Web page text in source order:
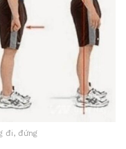
đi, đứng